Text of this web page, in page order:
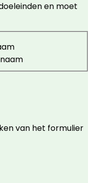
en moet
van het formulier